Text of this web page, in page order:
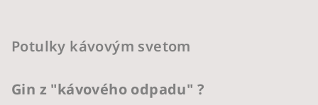
Potulky kávovým svetom
Gin z "kávového odpadu" ?